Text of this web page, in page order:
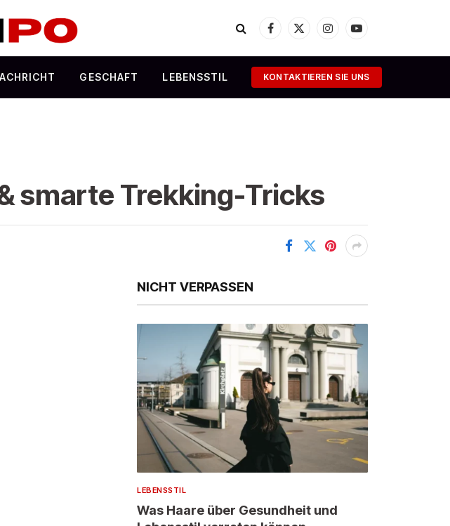
Facebook
X
InstagramYouTube
GESCHAFT LEBENSSTIL KONTAKTIEREN SIE UNS
smarte Trekking-Tricks
NICHT VERPASSEN
LEBENSSTIL
Was Haare über Gesundheit und